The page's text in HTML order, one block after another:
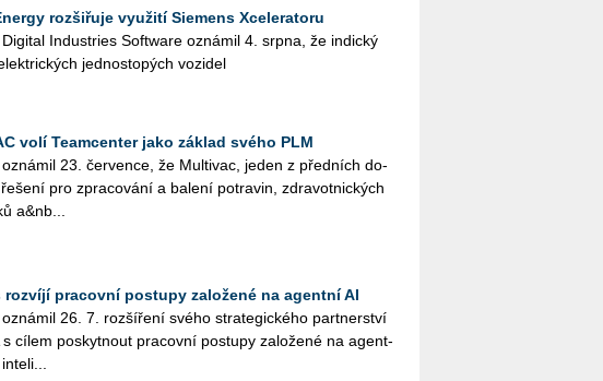
rozšiřuje využití Siemens Xceleratoru
In­du­st­ries Soft­ware ozná­mil 4. srpna, že in­dic­ký
jed­nos­to­pých vo­zi­del
volí Teamcenter jako základ svého PLM
23. čer­ven­ce, že Mul­ti­vac, jeden z před­ních do­
pro zpra­co­vá­ní a ba­le­ní po­tra­vin, zdra­vot­nic­kých
a&nb...
rozvíjí pracovní postupy založené na agentní AI
26. 7. roz­ší­ře­ní svého stra­te­gic­ké­ho part­ner­ství
s cílem po­skyt­nout pra­cov­ní po­stu­py za­lo­že­né na agent­